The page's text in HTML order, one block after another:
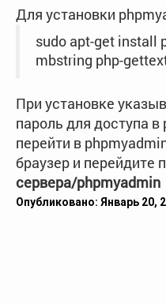
Для установки
sudo apt-get install
mbstring php-
При установке
пароль для доступа
перейти в
браузер и перейдите
сервера/phpmyadmin
Опубликовано: Январь 20,